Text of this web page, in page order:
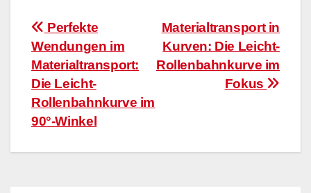
Beitragsnavigation
Materialtransport in
Kurven: Die Leicht-
Rollenbahnkurve im
Fokus
Perfekte
Wendungen im
Materialtransport:
Die Leicht-
Rollenbahnkurve im
90°-Winkel